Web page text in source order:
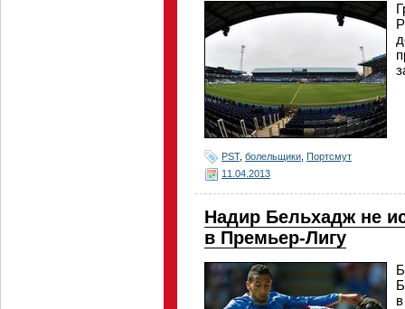
PST, болельщики Портсмут
11.04.2013
Надир Бельхадж не
в Премьер-Лигу